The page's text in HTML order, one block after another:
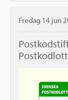
Fredag 14 jun